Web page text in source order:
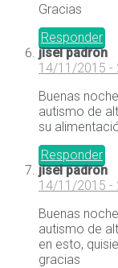
Gracias
Responder
jisel padron
14/11/2015 -
Buenas
autismo de
su
Responder
jisel padron
14/11/2015 -
Buenas
autismo de
en esto,
gracias